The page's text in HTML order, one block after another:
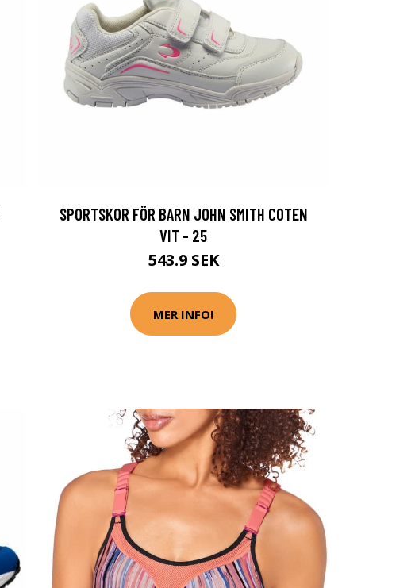
SPORTSKOR FÖR BARN JOHN SMITH COTEN
VIT - 25
543.9 SEK
MER INFO!